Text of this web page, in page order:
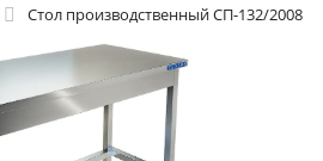
Стол производственный СП-132/2008